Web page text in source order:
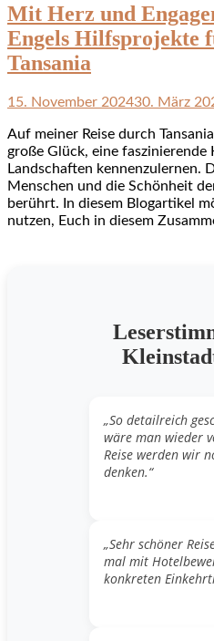
Mit Herz und
Engels Hilfsprojekte
Tansania
15. November 202430. März
Auf meiner Reise durch
große Glück, eine
Landschaften kennenzulernen.
Menschen und die Schönheit
berührt. In diesem Blogartikel
nutzen, Euch in diesem
„So detailreich
wäre man wieder
Reise werden wir
denken.“
„Sehr schöner
mal mit
konkreten